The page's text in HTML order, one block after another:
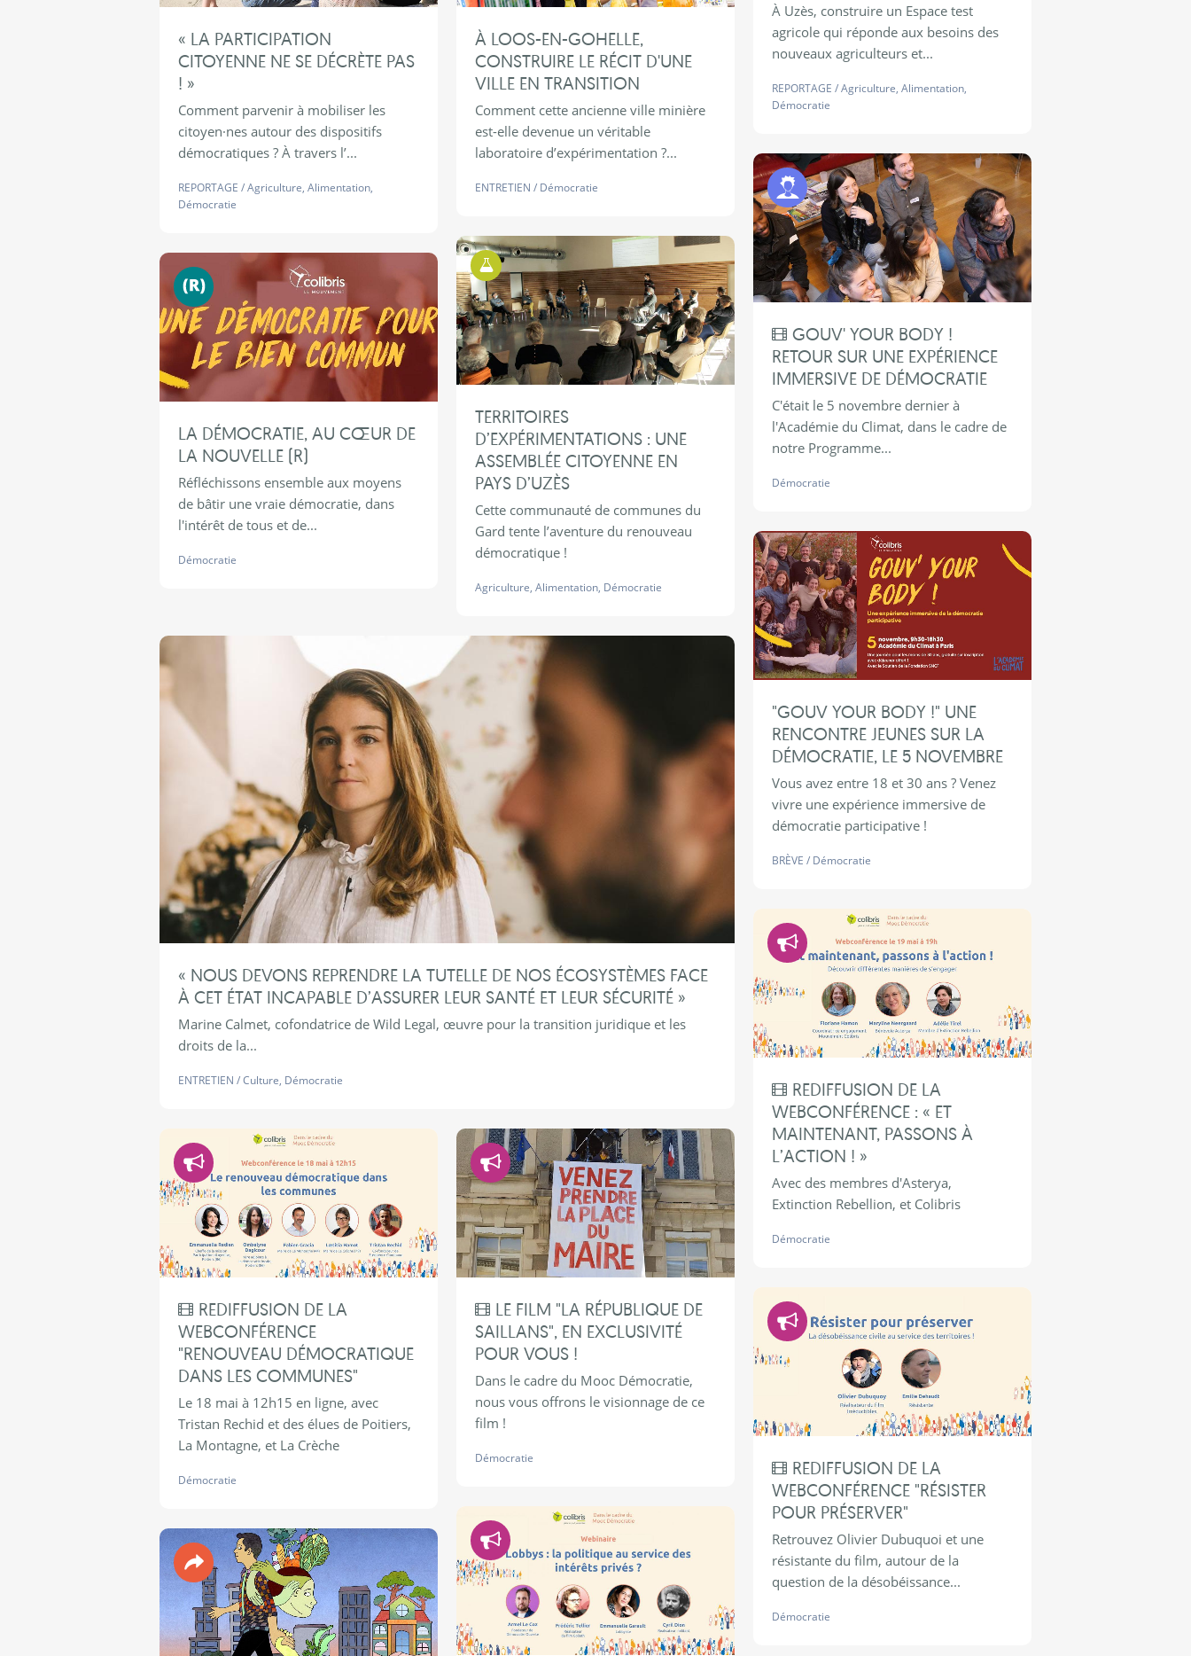
À Uzès, construire un Espace test
agricole qui réponde aux besoins des
nouveaux agriculteurs et...
REPORTAGE /Agriculture, Alimentation,
Démocratie
« LA PARTICIPATION
CITOYENNE NE SE DÉCRÈTE PAS
! »
Comment parvenir à mobiliser les
citoyen·nes autour des dispositifs
démocratiques ? À travers l’...
REPORTAGE /Agriculture, Alimentation,
Démocratie
À LOOS-EN-GOHELLE,
CONSTRUIRE LE RÉCIT D'UNE
VILLE EN TRANSITION
Comment cette ancienne ville minière
est-elle devenue un véritable
laboratoire d’expérimentation ?...
ENTRETIEN / Démocratie
Programme Jeunes
GOUV' YOUR BODY !
RETOUR SUR UNE EXPÉRIENCE
IMMERSIVE DE DÉMOCRATIE
C'était le 5 novembre dernier à
l'Académie du Climat, dans le cadre de
notre Programme...
Démocratie
Territoires d'Expérimentations
TERRITOIRES
D’EXPÉRIMENTATIONS : UNE
ASSEMBLÉE CITOYENNE EN
PAYS D’UZÈS
Cette communauté de communes du
Gard tente l’aventure du renouveau
démocratique !
Agriculture, Alimentation, Démocratie
Nouvelle (R)
LA DÉMOCRATIE, AU CŒUR DE
LA NOUVELLE (R)
Réfléchissons ensemble aux moyens
de bâtir une vraie démocratie, dans
l'intérêt de tous et de...
Démocratie
"GOUV YOUR BODY !" UNE
RENCONTRE JEUNES SUR LA
DÉMOCRATIE, LE 5 NOVEMBRE
Vous avez entre 18 et 30 ans ? Venez
vivre une expérience immersive de
démocratie participative !
BRÈVE / Démocratie
« NOUS DEVONS REPRENDRE LA TUTELLE DE NOS ÉCOSYSTÈMES FACE
À CET ÉTAT INCAPABLE D’ASSURER LEUR SANTÉ ET LEUR SÉCURITÉ »
Marine Calmet, cofondatrice de Wild Legal, œuvre pour la transition juridique et les
droits de la...
ENTRETIEN /Culture, Démocratie
Démocratie
REDIFFUSION DE LA
WEBCONFÉRENCE : « ET
MAINTENANT, PASSONS À
L’ACTION ! »
Avec des membres d'Asterya,
Extinction Rebellion, et Colibris
Démocratie
Démocratie
REDIFFUSION DE LA
WEBCONFÉRENCE
"RENOUVEAU DÉMOCRATIQUE
DANS LES COMMUNES"
Le 18 mai à 12h15 en ligne, avec
Tristan Rechid et des élues de Poitiers,
La Montagne, et La Crèche
Démocratie
Démocratie
LE FILM "LA RÉPUBLIQUE DE
SAILLANS", EN EXCLUSIVITÉ
POUR VOUS !
Dans le cadre du Mooc Démocratie,
nous vous offrons le visionnage de ce
film !
Démocratie
Démocratie
REDIFFUSION DE LA
WEBCONFÉRENCE "RÉSISTER
POUR PRÉSERVER"
Retrouvez Olivier Dubuquoi et une
résistante du film, autour de la
question de la désobéissance...
Démocratie
Démocratie
Revue 90°